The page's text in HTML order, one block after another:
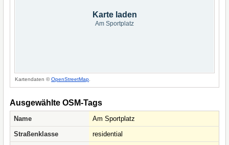
Karte laden
Am Sportplatz
Kartendaten ©OpenStreetMap
Ausgewählte OSM-Tags
Name
Am Sportplatz
Straßenklasse
residential